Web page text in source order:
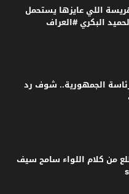
اللي عايزها يستحمل
البكري #العراف
الجمهورية.. شوف رد
من كلام اللواء سامح سيف